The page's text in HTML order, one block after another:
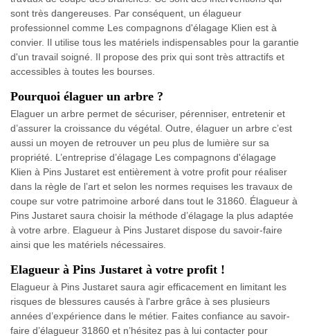
sont très dangereuses. Par conséquent, un élagueur
professionnel comme Les compagnons d'élagage Klien est à
convier. Il utilise tous les matériels indispensables pour la garantie
d'un travail soigné. Il propose des prix qui sont très attractifs et
accessibles à toutes les bourses.
Pourquoi élaguer un arbre ?
Elaguer un arbre permet de sécuriser, pérenniser, entretenir et
d’assurer la croissance du végétal. Outre, élaguer un arbre c’est
aussi un moyen de retrouver un peu plus de lumière sur sa
propriété. L’entreprise d’élagage Les compagnons d'élagage
Klien à Pins Justaret est entièrement à votre profit pour réaliser
dans la règle de l’art et selon les normes requises les travaux de
coupe sur votre patrimoine arboré dans tout le 31860. Élagueur à
Pins Justaret saura choisir la méthode d’élagage la plus adaptée
à votre arbre. Elagueur à Pins Justaret dispose du savoir-faire
ainsi que les matériels nécessaires.
Elagueur à Pins Justaret à votre profit !
Elagueur à Pins Justaret saura agir efficacement en limitant les
risques de blessures causés à l'arbre grâce à ses plusieurs
années d’expérience dans le métier. Faites confiance au savoir-
faire d’élagueur 31860 et n’hésitez pas à lui contacter pour